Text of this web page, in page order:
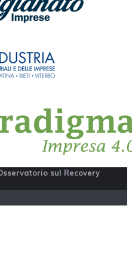
sul Recovery